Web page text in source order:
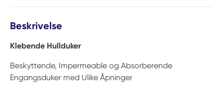
Beskrivelse
Klebende Hullduker
Beskyttende, Impermeable og Absorberende
Engangsduker med Ulike Åpninger